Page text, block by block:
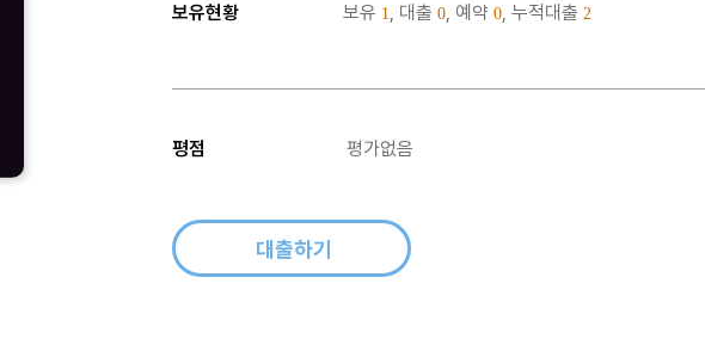
보유현황
보유 1, 대출 0, 예약 0, 누적대출 2
평점 평가없음
대출하기